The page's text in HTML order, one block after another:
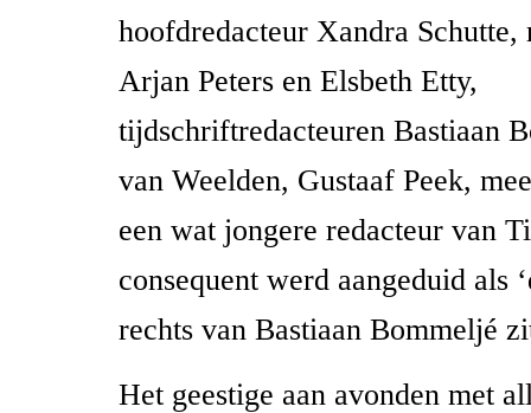
hoofdredacteur Xandra Schutte,
Arjan Peters en Elsbeth Etty,
tijdschriftredacteuren Bastiaan
van Weelden, Gustaaf Peek,
een wat jongere redacteur van
consequent werd aangeduid als
rechts van Bastiaan Bommeljé
Het geestige aan avonden met